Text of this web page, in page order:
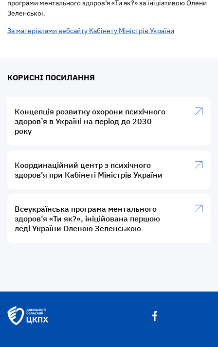
програми ментального здоров’я «Ти як?» за ініціативою Олени
Зеленської.
За матеріалами вебсайту Кабінету Міністрів України
КОРИСНІ ПОСИЛАННЯ
Концепція розвитку охорони психічного
здоров’я в Україні на період до 2030
року
Координаційний центр з психічного
здоров’я при Кабінеті Міністрів України
Всеукраїнська програма ментального
здоров’я «Ти як?», ініційована першою
леді України Оленою Зеленською